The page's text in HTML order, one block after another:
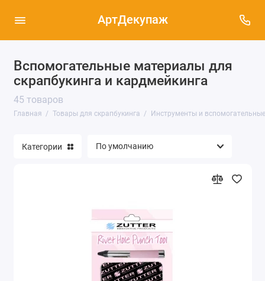
АртДекупаж
Вспомогательные материалы для
скрапбукинга и кардмейкинга
45 товаров
Главная Товары для скрапбукинга Инструменты и
Инструменты и вспомогательные
материалы для скрапбукинга (45)
скрапбукинга (41)
Категории